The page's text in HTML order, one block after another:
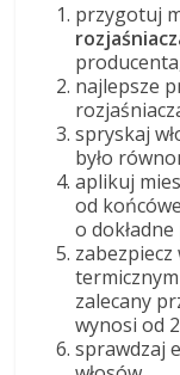
przygotuj
najlepsze
spryskaj
było
aplikuj
od
o
zabezpiecz
zalecany
wynosi od
sprawdzaj